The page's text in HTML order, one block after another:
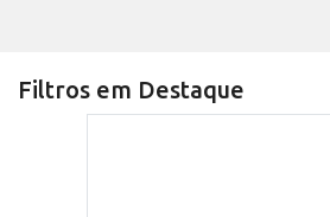
Filtros em Destaque